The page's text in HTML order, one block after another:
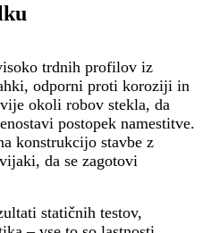
trdnih profilov iz
odporni proti koroziji in
okoli robov stekla, da
postopek namestitve.
konstrukcijo stavbe z
da se zagotovi
statičnih testov,